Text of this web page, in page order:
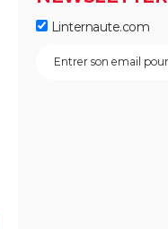
Linternaute.com